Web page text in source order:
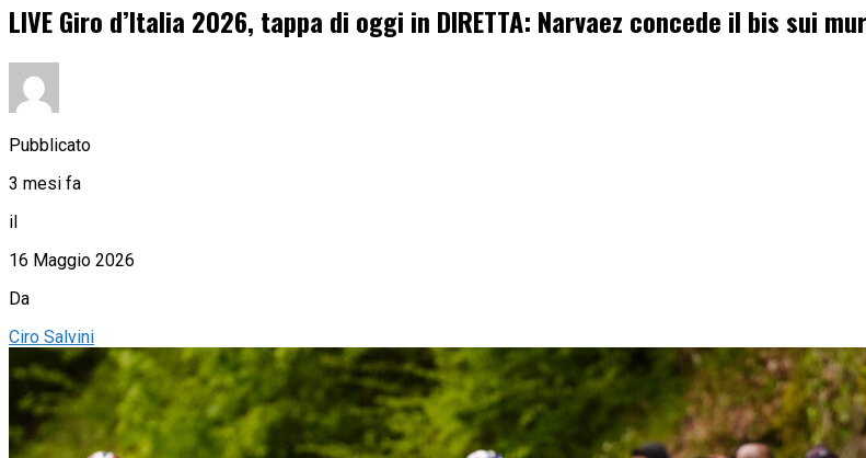
LIVE Giro d’Italia 2026, tappa di oggi in DIRETTA: Narvaez concede il bis sui
Pubblicato
3 mesi fa
il
16 Maggio 2026
Da
Ciro Salvini